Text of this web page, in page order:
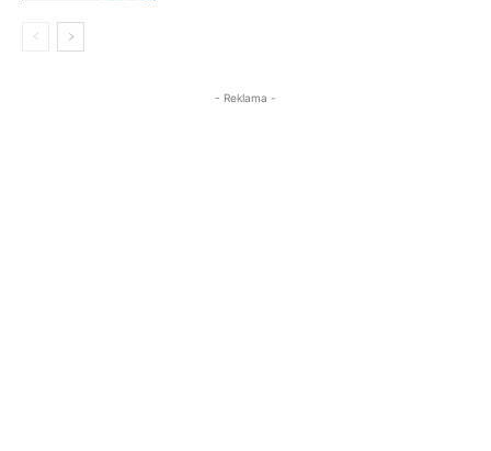
- Reklama -